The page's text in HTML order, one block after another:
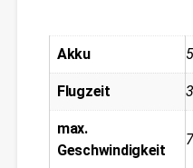
Akku
Flugzeit
max.
Geschwindigkeit